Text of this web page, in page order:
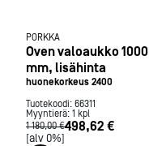
PORKKA
Oven valoaukko 1000
mm, lisähinta
huonekorkeus 2400
Tuotekoodi: 66311
Myyntierä: 1 kpl
1 180,00 €498,62 €
[alv 0%]